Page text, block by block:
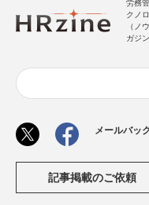
労務
クノ
（ノ
ガジ
メールバッ
記事掲載のご依頼